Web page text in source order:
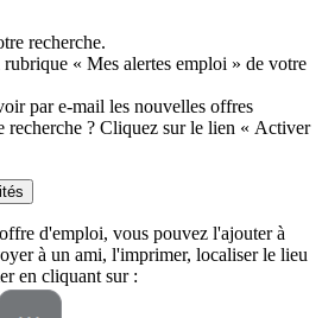
recherche.
« Mes alertes emploi » de votre
par e-mail les nouvelles offres
recherche ? Cliquez sur le lien « Activer
d'emploi, vous pouvez l'ajouter à
à un ami, l'imprimer, localiser le lieu
en cliquant sur :